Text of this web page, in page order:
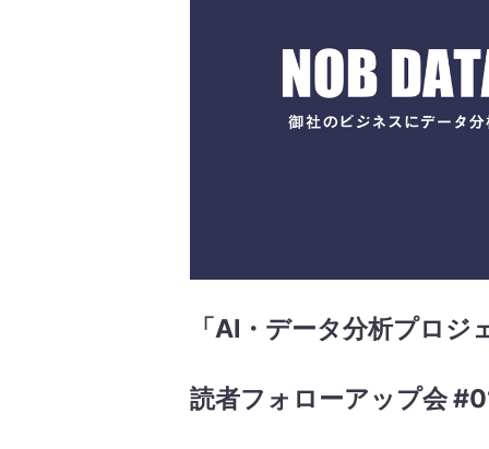
「AI・データ分析プロ
読者フォローアップ会